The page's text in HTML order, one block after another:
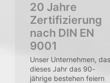
20 Jahre
Zertifizierung
nach DIN EN
9001
Unser Unternehmen, das
dieses Jahr das 90-
jährige bestehen feiern